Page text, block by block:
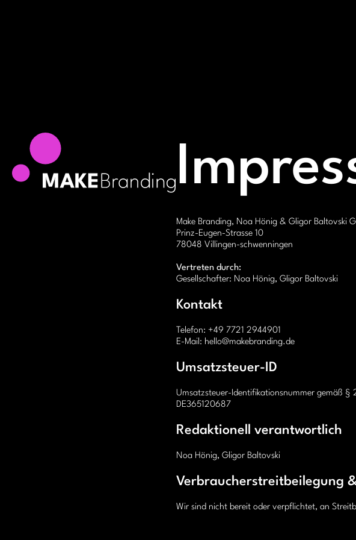
Make Branding, Noa Hönig & Gligor Baltovski
Prinz-Eugen-Strasse 10
78048 Villingen-schwenningen
Vertreten durch:
Gesellschafter: Noa Hönig, Gligor Baltovski
Kontakt
Telefon: +49 7721 2944901
E-Mail: hello@makebranding.de
Umsatzsteuer-ID
Umsatzsteuer-Identifikationsnummer gemäß §
DE365120687
Redaktionell verantwortlich
Noa Hönig, Gligor Baltovski
Verbraucherstreitbeilegung
Wir sind nicht bereit oder verpflichtet, an